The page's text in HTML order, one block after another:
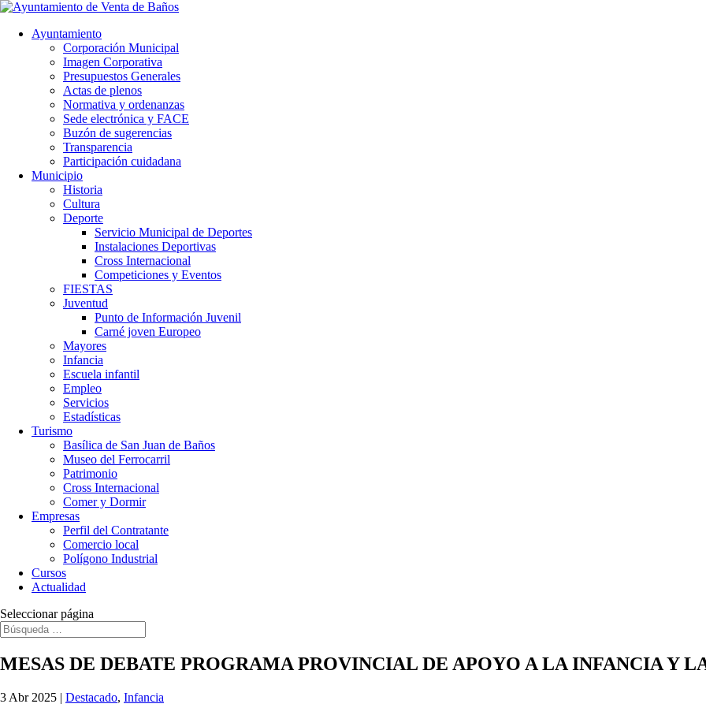
Ayuntamiento
Corporación Municipal
Imagen Corporativa
Presupuestos Generales
Actas de plenos
Normativa y ordenanzas
Sede electrónica y FACE
Buzón de sugerencias
Transparencia
Participación cuidadana
Municipio
Historia
Cultura
Deporte
Servicio Municipal de Deportes
Instalaciones Deportivas
Cross Internacional
Competiciones y Eventos
FIESTAS
Juventud
Punto de Información Juvenil
Carné joven Europeo
Mayores
Infancia
Escuela infantil
Empleo
Servicios
Estadísticas
Turismo
Basílica de San Juan de Baños
Museo del Ferrocarril
Patrimonio
Cross Internacional
Comer y Dormir
Empresas
Perfil del Contratante
Comercio local
Polígono Industrial
Cursos
Actualidad
Seleccionar página
MESAS DE DEBATE PROGRAMA PROVINCIAL DE APOYO A LA INFANCIA Y
3 Abr 2025 | Destacado, Infancia